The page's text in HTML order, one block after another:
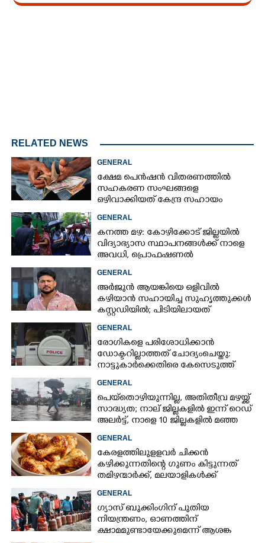
RELATED NEWS
GENERAL
ക്ഷേമ പെൻഷൻ വിതരണത്തിൽ
സഹകരണ സംഘങ്ങളെ
ഒഴിവാക്കിയത് കേന്ദ്ര സഹായം
നഷ്ടമാകാതിരിക്കാൻ;
വിശദീകരണവുമായി സർക്കാ‌ർ
GENERAL
കനത്ത മഴ: കോഴിക്കോട് ജില്ലയിൽ
വിദ്യാഭ്യാസ സ്ഥാപനങ്ങൾക്ക് നാളെ
അവധി,​ പ്രൊഫഷണൽ
കോളേജുകൾക്ക് ബാധകമല്ല
GENERAL
അർജുൻ ആയങ്കിയെ ഒളിവിൽ
കഴിയാൻ സഹായിച്ച സുഹൃത്തുക്കൾ
കസ്റ്റഡിയിൽ; പിടിയിലായത്
കൊച്ചിയിലെ ഫ്ലാറ്റിൽനിന്ന്
GENERAL
രോഗികളെ പരിശോധിക്കാൻ
ഡോക്ടറില്ലാത്തത് ചോദ്യംചെയ്തു:
നാട്ടുകാർക്കെതിരെ കേസെടുത്ത്
പൊലീസ്
GENERAL
പെയ്തൊഴിയുന്നില്ല, അതിതീവ്ര മഴയ്ക്ക്
സാദ്ധ്യത;​ നാല് ജില്ലകളിൽ ഇന്ന് റെഡ്
അലർട്ട്,​ നാളെ 10 ജില്ലകളിൽ മഞ്ഞ
അലർട്ട്
GENERAL
കേരളത്തിലുളളവർ ചിക്കൻ
കഴിക്കുന്നതിന്റെ ഗുണം കിട്ടുന്നത്
തമിഴന്മാർക്ക്, മലയാളികൾക്ക്
നഷ്ടവും കടവും മാത്രം
GENERAL
ഗ്യാസ് ബുക്കിംഗിന് പുതിയ
നിയന്ത്രണം, ഓണത്തിന്
ക്ഷാമമുണ്ടായേക്കുമെന്ന് ആശങ്ക